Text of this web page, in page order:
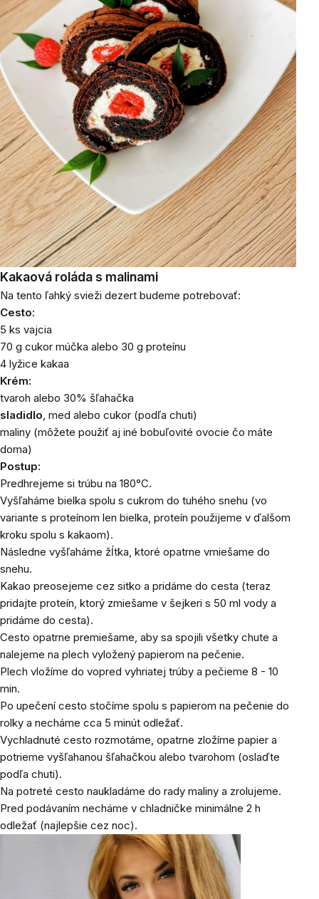
Kakaová roláda s malinami
Na tento ľahký svieži dezert budeme potrebovať:
Cesto:
5 ks vajcia
70 g cukor múčka alebo 30 g proteínu
4 lyžice kakaa
Krém:
tvaroh alebo 30% šľahačka
sladidlo, med alebo cukor (podľa chuti)
maliny (môžete použiť aj iné bobuľovité ovocie čo máte
doma)
Postup:
Predhrejeme si trúbu na 180°C.
Vyšľaháme bielka spolu s cukrom do tuhého snehu (vo
variante s proteínom len bielka, proteín použijeme v ďalšom
kroku spolu s kakaom).
Následne vyšľaháme žĺtka, ktoré opatrne vmiešame do
snehu.
Kakao preosejeme cez sitko a pridáme do cesta (teraz
pridajte proteín, ktorý zmiešame v šejkeri s 50 ml vody a
pridáme do cesta).
Cesto opatrne premiešame, aby sa spojili všetky chute a
nalejeme na plech vyložený papierom na pečenie.
Plech vložíme do vopred vyhriatej trúby a pečieme 8 - 10
min.
Po upečení cesto stočíme spolu s papierom na pečenie do
rolky a necháme cca 5 minút odležať.
Vychladnuté cesto rozmotáme, opatrne zložíme papier a
potrieme vyšľahanou šľahačkou alebo tvarohom (oslaďte
podľa chuti).
Na potreté cesto naukladáme do rady maliny a zrolujeme.
Pred podávaním necháme v chladničke minimálne 2 h
odležať (najlepšie cez noc).